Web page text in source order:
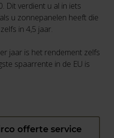
Dit verdient u al in iets
u zonnepanelen heeft die
in 4,5 jaar.
jaar is het rendement zelfs
spaarrente in de EU is
offerte service